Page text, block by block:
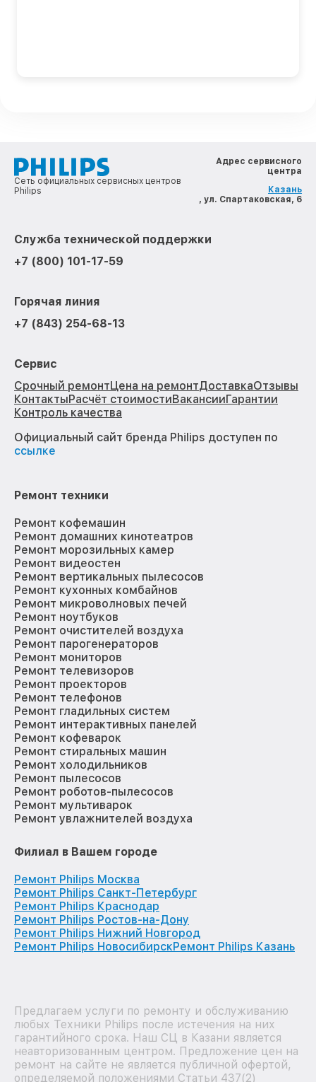
Сеть официальных сервисных центров
Philips
Адрес сервисного
центра
Казань
, ул. Спартаковская, 6
Служба технической поддержки
+7 (800) 101-17-59
Горячая линия
+7 (843) 254-68-13
Сервис
Срочный ремонтЦена на ремонтДоставкаОтзывы
КонтактыРасчёт стоимостиВакансииГарантии
Контроль качества
Официальный сайт бренда Philips доступен по
ссылке
Ремонт техники
Ремонт кофемашин
Ремонт домашних кинотеатров
Ремонт морозильных камер
Ремонт видеостен
Ремонт вертикальных пылесосов
Ремонт кухонных комбайнов
Ремонт микроволновых печей
Ремонт ноутбуков
Ремонт очистителей воздуха
Ремонт парогенераторов
Ремонт мониторов
Ремонт телевизоров
Ремонт проекторов
Ремонт телефонов
Ремонт гладильных систем
Ремонт интерактивных панелей
Ремонт кофеварок
Ремонт стиральных машин
Ремонт холодильников
Ремонт пылесосов
Ремонт роботов-пылесосов
Ремонт мультиварок
Ремонт увлажнителей воздуха
Филиал в Вашем городе
Ремонт Philips Москва
Ремонт Philips Санкт-Петербург
Ремонт Philips Краснодар
Ремонт Philips Ростов-на-Дону
Ремонт Philips Нижний Новгород
Ремонт Philips НовосибирскРемонт Philips Казань
Предлагаем услуги по ремонту и обслуживанию
любых Техники Philips после истечения на них
гарантийного срока. Наш СЦ в Казани является
неавторизованным центром. Предложение цен на
ремонт на сайте не является публичной офертой,
определяемой положениями Статьи 437(2)